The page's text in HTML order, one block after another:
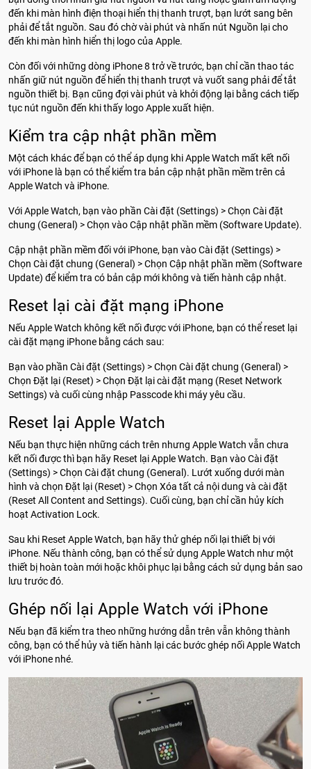
đến khi màn hình điện thoại hiển thị thanh trượt, bạn lướt sang bên
phải để tắt nguồn. Sau đó chờ vài phút và nhấn nút Nguồn lại cho
đến khi màn hình hiển thị logo của Apple.
Còn đối với những dòng iPhone 8 trở về trước, bạn chỉ cần thao tác
nhấn giữ nút nguồn để hiển thị thanh trượt và vuốt sang phải để tắt
nguồn thiết bị. Bạn cũng đợi vài phút và khởi động lại bằng cách tiếp
tục nút nguồn đến khi thấy logo Apple xuất hiện.
Kiểm tra cập nhật phần mềm
Một cách khác để bạn có thể áp dụng khi Apple Watch mất kết nối
với iPhone là bạn có thể kiểm tra bản cập nhật phần mềm trên cả
Apple Watch và iPhone.
Với Apple Watch, bạn vào phần Cài đặt (Settings) > Chọn Cài đặt
chung (General) > Chọn vào Cập nhật phần mềm (Software Update).
Cập nhật phần mềm đối với iPhone, bạn vào Cài đặt (Settings) >
Chọn Cài đặt chung (General) > Chọn Cập nhật phần mềm (Software
Update) để kiểm tra có bản cập mới không và tiến hành cập nhật.
Reset lại cài đặt mạng iPhone
Nếu Apple Watch không kết nối được với iPhone, bạn có thể reset lại
cài đặt mạng iPhone bằng cách sau:
Bạn vào phần Cài đặt (Settings) > Chọn Cài đặt chung (General) >
Chọn Đặt lại (Reset) > Chọn Đặt lại cài đặt mạng (Reset Network
Settings) và cuối cùng nhập Passcode khi máy yêu cầu.
Reset lại Apple Watch
Nếu bạn thực hiện những cách trên nhưng Apple Watch vẫn chưa
kết nối được thì bạn hãy Reset lại Apple Watch. Bạn vào Cài đặt
(Settings) > Chọn Cài đặt chung (General). Lướt xuống dưới màn
hình và chọn Đặt lại (Reset) > Chọn Xóa tất cả nội dung và cài đặt
(Reset All Content and Settings). Cuối cùng, bạn chỉ cần hủy kích
hoạt Activation Lock.
Sau khi Reset Apple Watch, bạn hãy thử ghép nối lại thiết bị với
iPhone. Nếu thành công, bạn có thể sử dụng Apple Watch như một
thiết bị hoàn toàn mới hoặc khôi phục lại bằng cách sử dụng bản sao
lưu trước đó.
Ghép nối lại Apple Watch với iPhone
Nếu bạn đã kiểm tra theo những hướng dẫn trên vẫn không thành
công, bạn có thể hủy và tiến hành lại các bước ghép nối Apple Watch
với iPhone nhé.